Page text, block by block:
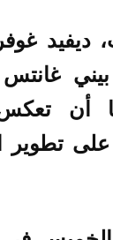
أن
على تطوير